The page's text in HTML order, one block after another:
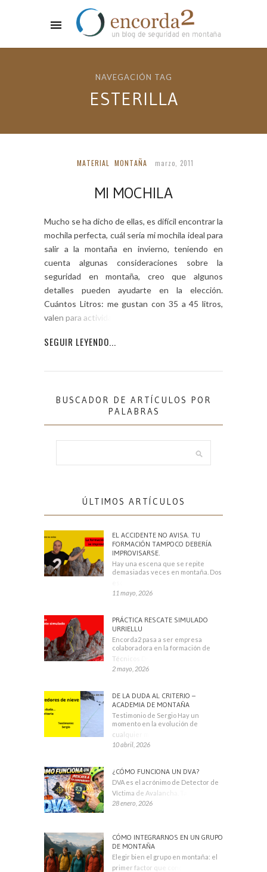
NAVEGACIÓN TAG
ESTERILLA
MATERIAL MONTAÑA marzo, 2011
MI MOCHILA
Mucho se ha dicho de ellas, es difícil encontrar la
mochila perfecta, cuál sería mi mochila ideal para
salir a la montaña en invierno, teniendo en
cuenta algunas consideraciones sobre la
seguridad en montaña, creo que algunos
detalles pueden ayudarte en la elección.
Cuántos Litros: me gustan con 35 a 45 litros,
valen para actividades […]
SEGUIR LEYENDO...
BUSCADOR DE ARTÍCULOS POR
PALABRAS
ÚLTIMOS ARTÍCULOS
EL ACCIDENTE NO AVISA. TU
FORMACIÓN TAMPOCO DEBERÍA
IMPROVISARSE.
Hay una escena que se repite
demasiadas veces en montaña. Dos
11 mayo, 2026
PRÁCTICA RESCATE SIMULADO
URRIELLU
Encorda2 pasa a ser empresa
colaboradora en la formación de
Técnicos Deportivos
2 mayo, 2026
DE LA DUDA AL CRITERIO –
ACADEMIA DE MONTAÑA
Testimonio de Sergio Hay un
momento en la evolución de
cualquier montañero
10 abril, 2026
¿CÓMO FUNCIONA UN DVA?
DVA es el acrónimo de Detector de
Víctima de Avalancha. También se
28 enero, 2026
CÓMO INTEGRARNOS EN UN GRUPO
DE MONTAÑA
Elegir bien el grupo en montaña: el
primer factor que condiciona tu